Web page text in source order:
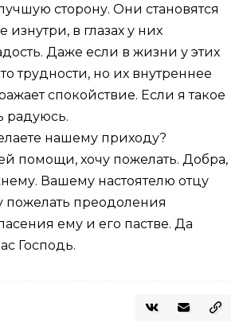
сторону. Они становятся
изнутри, в глазах у них
Даже если в жизни у этих
трудности, но их внутреннее
спокойствие. Если я такое
радуюсь.
нашему приходу?
помощи, хочу пожелать. Добра,
Вашему настоятелю отцу
пожелать преодоления
ему и его пастве. Да
Господь.